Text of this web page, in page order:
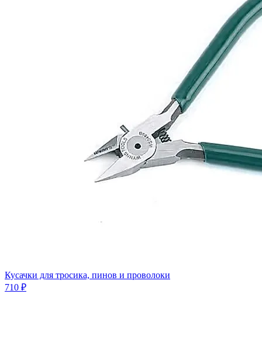
Кусачки для тросика, пинов и проволоки
710 ₽